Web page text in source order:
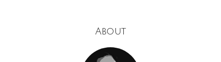
About